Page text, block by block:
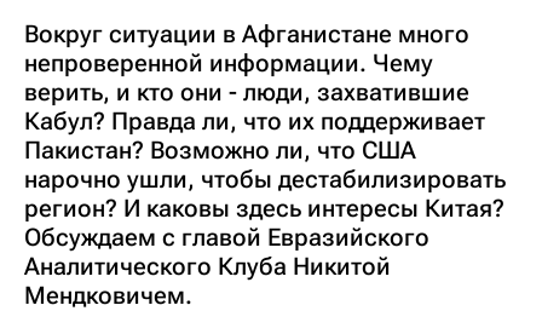
Вокруг ситуации в Афганистане много
непроверенной информации. Чему
верить, и кто они - люди, захватившие
Кабул? Правда ли, что их поддерживает
Пакистан? Возможно ли, что США
нарочно ушли, чтобы дестабилизировать
регион? И каковы здесь интересы Китая?
Обсуждаем с главой Евразийского
Аналитического Клуба Никитой
Мендковичем.